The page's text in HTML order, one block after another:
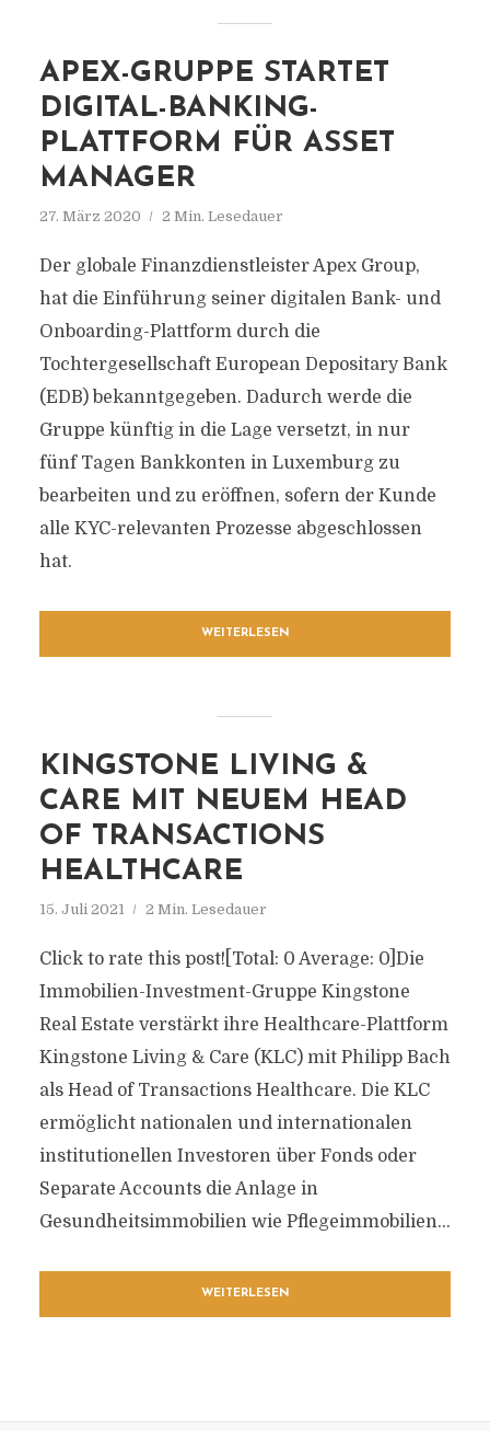
APEX-GRUPPE STARTET
DIGITAL-BANKING-
PLATTFORM FÜR ASSET
MANAGER
27. März 2020 2 Min. Lesedauer
Der globale Finanzdienstleister Apex Group,
hat die Einführung seiner digitalen Bank- und
Onboarding-Plattform durch die
Tochtergesellschaft European Depositary Bank
(EDB) bekanntgegeben. Dadurch werde die
Gruppe künftig in die Lage versetzt, in nur
fünf Tagen Bankkonten in Luxemburg zu
bearbeiten und zu eröffnen, sofern der Kunde
alle KYC-relevanten Prozesse abgeschlossen
hat.
WEITERLESEN
KINGSTONE LIVING &
CARE MIT NEUEM HEAD
OF TRANSACTIONS
HEALTHCARE
15. Juli 2021 2 Min. Lesedauer
Click to rate this post![Total: 0 Average: 0]Die
Immobilien-Investment-Gruppe Kingstone
Real Estate verstärkt ihre Healthcare-Plattform
Kingstone Living & Care (KLC) mit Philipp Bach
als Head of Transactions Healthcare. Die KLC
ermöglicht nationalen und internationalen
institutionellen Investoren über Fonds oder
Separate Accounts die Anlage in
Gesundheitsimmobilien wie Pflegeimmobilien...
WEITERLESEN